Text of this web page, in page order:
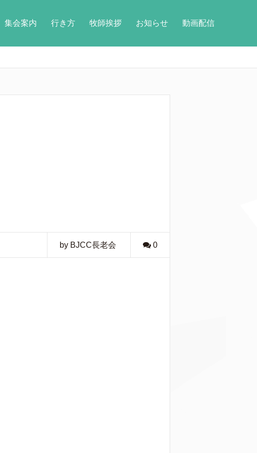
集会案内 行き方 牧師挨拶 お知らせ 動画配信
by BJCC長老会 0